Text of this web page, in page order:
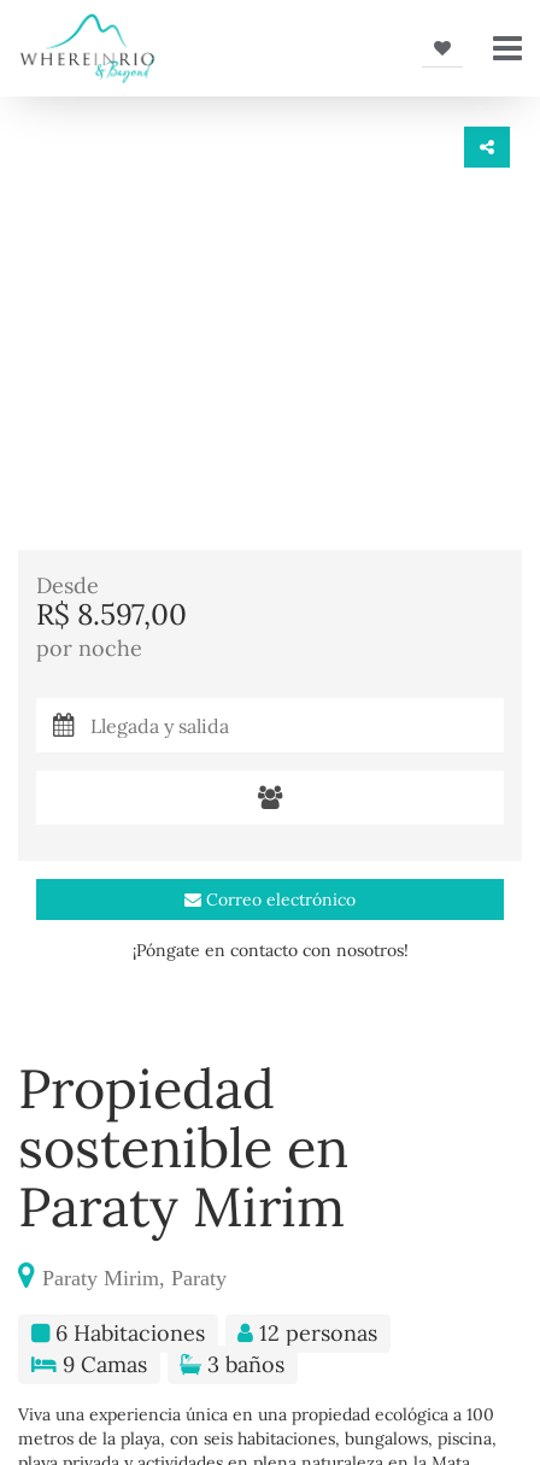
Propiedad
sostenible en
Paraty Mirim
Paraty Mirim, Paraty
6 Habitaciones
12 personas
9 Camas
3 baños
Viva una experiencia única en una propiedad ecológica a 100
metros de la playa, con seis habitaciones, bungalows, piscina,
Desde
R$ 8.597,00
por noche
Correo electrónico
¡Póngate en contacto con nosotros!